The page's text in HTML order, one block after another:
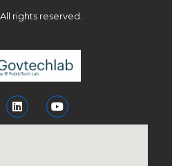
rights reserved.